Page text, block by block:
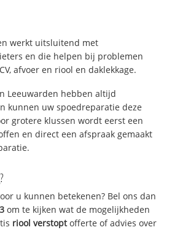
werkt uitsluitend met
en die helpen bij problemen
afvoer en riool en daklekkage.
Leeuwarden hebben altijd
kunnen uw spoedreparatie deze
grotere klussen wordt eerst een
en direct een afspraak gemaakt
u kunnen betekenen? Bel ons dan
om te kijken wat de mogelijkheden
riool verstoptofferte of advies over